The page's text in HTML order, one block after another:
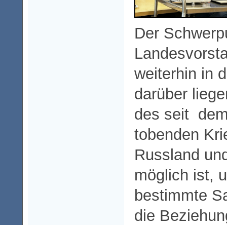
Der
weiterhin in
darüber
des seit
tobenden
Russland
möglich ist,
bestimmte
die